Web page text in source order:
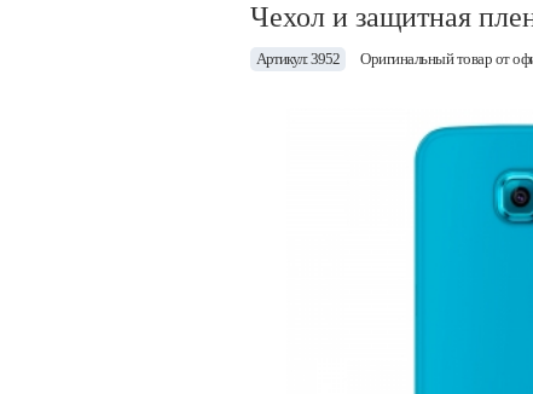
Чехол и защитная
Артикул: 3952 Оригинальный товар от